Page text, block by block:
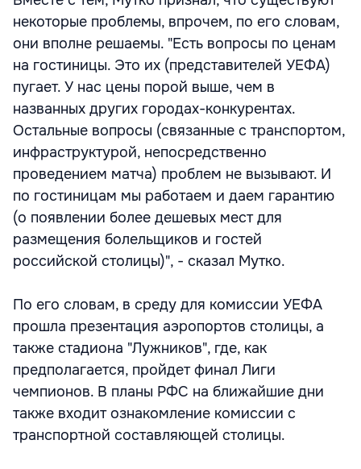
некоторые проблемы, впрочем, по его словам,
они вполне решаемы. "Есть вопросы по ценам
на гостиницы. Это их (представителей УЕФА)
пугает. У нас цены порой выше, чем в
названных других городах-конкурентах.
Остальные вопросы (связанные с транспортом,
инфраструктурой, непосредственно
проведением матча) проблем не вызывают. И
по гостиницам мы работаем и даем гарантию
(о появлении более дешевых мест для
размещения болельщиков и гостей
российской столицы)", - сказал Мутко.
По его словам, в среду для комиссии УЕФА
прошла презентация аэропортов столицы, а
также стадиона "Лужников", где, как
предполагается, пройдет финал Лиги
чемпионов. В планы РФС на ближайшие дни
также входит ознакомление комиссии с
транспортной составляющей столицы.